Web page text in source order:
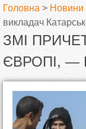
В
и
є
Головна > Новини
викладач
ЗМІ
ЄВРОПІ, —